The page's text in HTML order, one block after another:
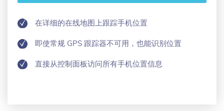
在详细的在线地图上跟踪手机位置
即使常规 GPS 跟踪器不可用，也能识别位置
直接从控制面板访问所有手机位置信息